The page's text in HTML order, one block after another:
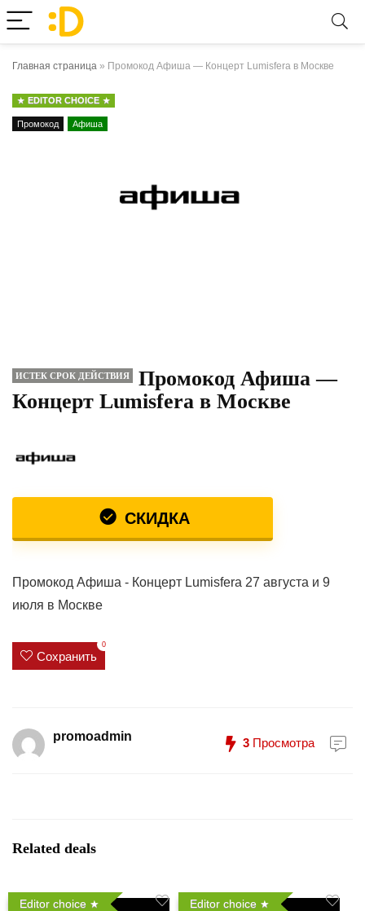
Главная страница » Промокод Афиша — Концерт Lumisfera в Москве
EDITOR CHOICE
Промокод Афиша
ИСТЕК СРОК ДЕЙСТВИЯ
Промокод Афиша —
Концерт Lumisfera в Москве
СКИДКА
Промокод Афиша - Концерт Lumisfera 27 августа и 9
июля в Москве
Сохранить
0
promoadmin 3 Просмотра
Related deals
Editor choice Editor choice